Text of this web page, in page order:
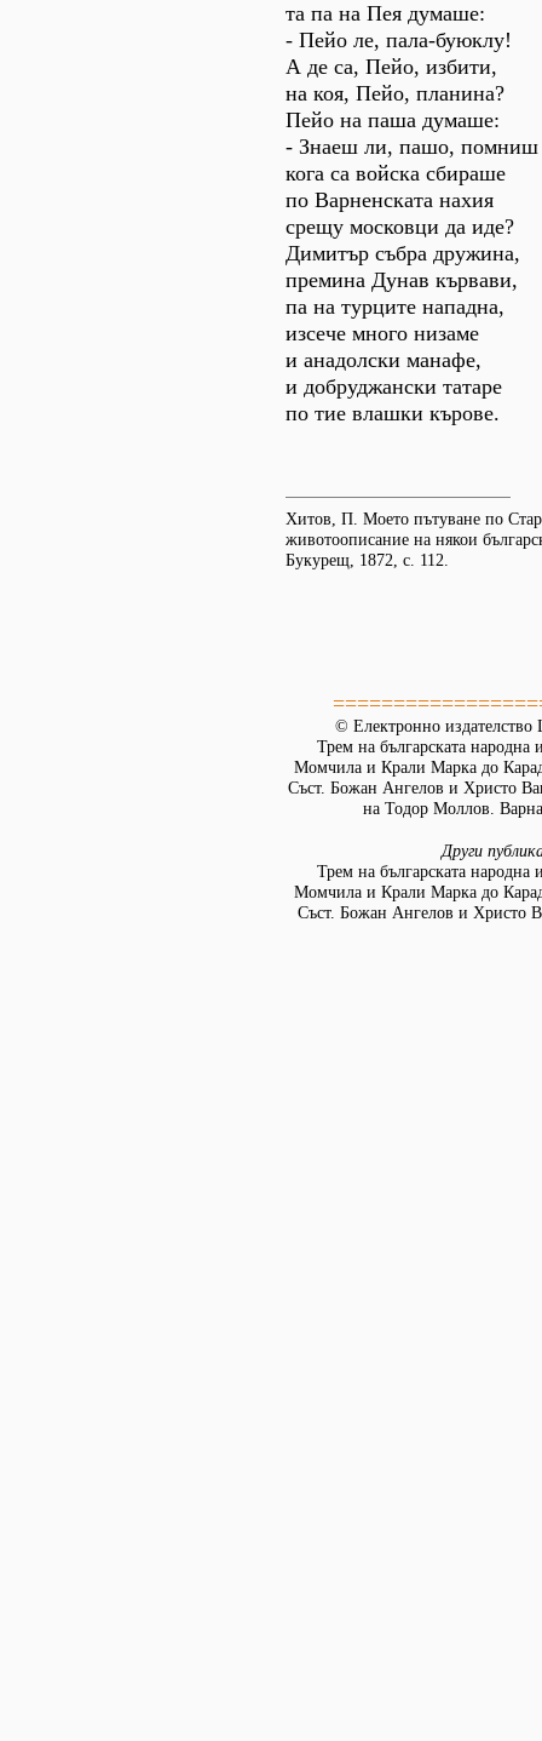
та па на Пея думаше:
- Пейо ле, пала-буюклу!
А де са, Пейо, избити,
на коя, Пейо, планина?
Пейо на паша думаше:
- Знаеш ли, пашо, помниш
кога са войска сбираше
по Варненската нахия
срещу московци да иде?
Димитър събра дружина,
премина Дунав кървави,
па на турците нападна,
изсече много низаме
и анадолски манафе,
и добруджански татаре
по тие влашки кърове.
Хитов, П. Моето пътуване по
животоописание на някои
Букурещ, 1872, с. 112.
© Електронно издателство
Трем на българската народна
Момчила и Крали Марка до
Съст. Божан Ангелов и Христо
на Тодор Моллов.
Други
Трем на българската народна
Момчила и Крали Марка до
Съст. Божан Ангелов и Христо